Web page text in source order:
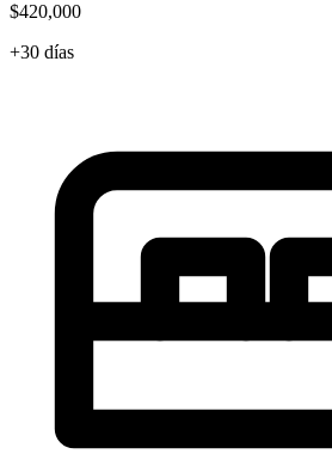
$420,000
+30 días